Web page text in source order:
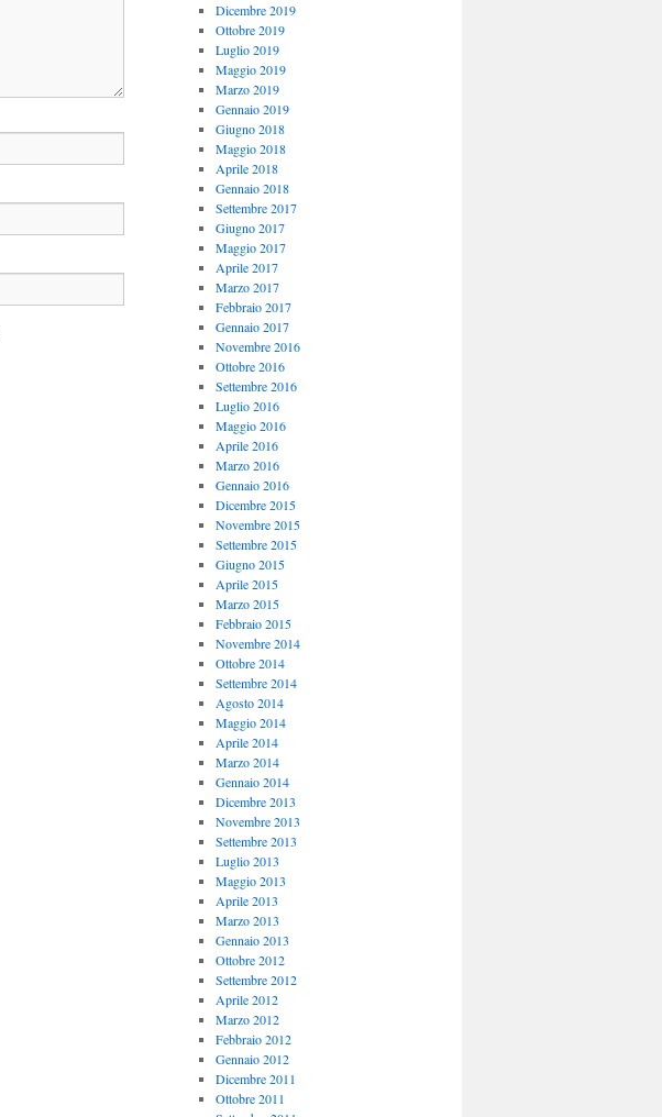
Dicembre 2019
Ottobre 2019
Luglio 2019
Maggio 2019
Marzo 2019
Gennaio 2019
Giugno 2018
Maggio 2018
Aprile 2018
Gennaio 2018
Settembre 2017
Giugno 2017
Maggio 2017
Aprile 2017
Marzo 2017
Febbraio 2017
Gennaio 2017
Novembre 2016
Ottobre 2016
Settembre 2016
Luglio 2016
Maggio 2016
Aprile 2016
Marzo 2016
Gennaio 2016
Dicembre 2015
Novembre 2015
Settembre 2015
Giugno 2015
Aprile 2015
Marzo 2015
Febbraio 2015
Novembre 2014
Ottobre 2014
Settembre 2014
Agosto 2014
Maggio 2014
Aprile 2014
Marzo 2014
Gennaio 2014
Dicembre 2013
Novembre 2013
Settembre 2013
Luglio 2013
Maggio 2013
Aprile 2013
Marzo 2013
Gennaio 2013
Ottobre 2012
Settembre 2012
Aprile 2012
Marzo 2012
Febbraio 2012
Gennaio 2012
Dicembre 2011
Ottobre 2011